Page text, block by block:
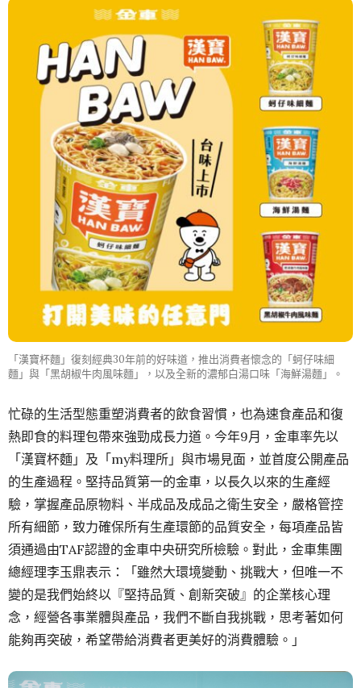
「漢寶杯麵」復刻經典30年前的好味道，推出消費者懷念的「蚵仔味細
麵」與「黑胡椒牛肉風味麵」，以及全新的濃郁白湯口味「海鮮湯麵」。
忙碌的生活型態重塑消費者的飲食習慣，也為速食產品和復
熱即食的料理包帶來強勁成長力道。今年9月，金車率先以
「漢寶杯麵」及「my料理所」與市場見面，並首度公開產品
的生產過程。堅持品質第一的金車，以長久以來的生產經
驗，掌握產品原物料、半成品及成品之衛生安全，嚴格管控
所有細節，致力確保所有生產環節的品質安全，每項產品皆
須通過由TAF認證的金車中央研究所檢驗。對此，金車集團
總經理李玉鼎表示：「雖然大環境變動、挑戰大，但唯一不
變的是我們始終以『堅持品質、創新突破』的企業核心理
念，經營各事業體與產品，我們不斷自我挑戰，思考著如何
能夠再突破，希望帶給消費者更美好的消費體驗。」